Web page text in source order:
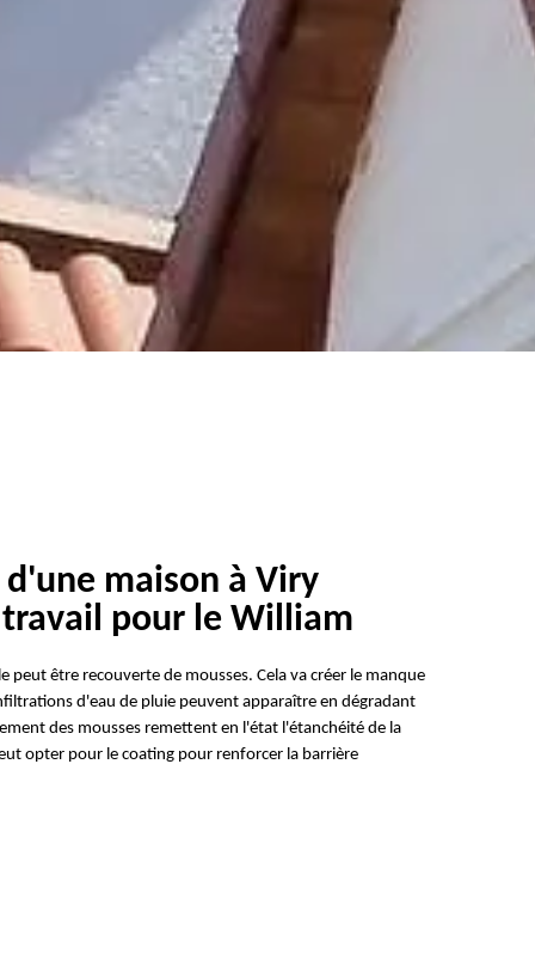
maison à Viry
pour le William
être recouverte de mousses. Cela va créer le manque
d'eau de pluie peuvent apparaître en dégradant
des mousses remettent en l'état l'étanchéité de la
opter pour le coating pour renforcer la barrière